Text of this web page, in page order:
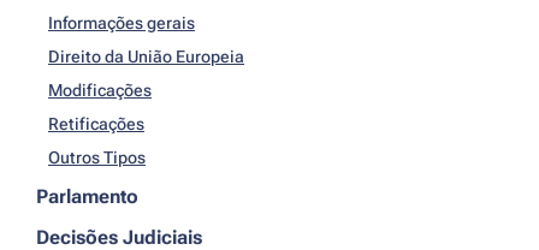
Informações gerais
Direito da União Europeia
Modificações
Retificações
Outros Tipos
Parlamento
Decisões Judiciais